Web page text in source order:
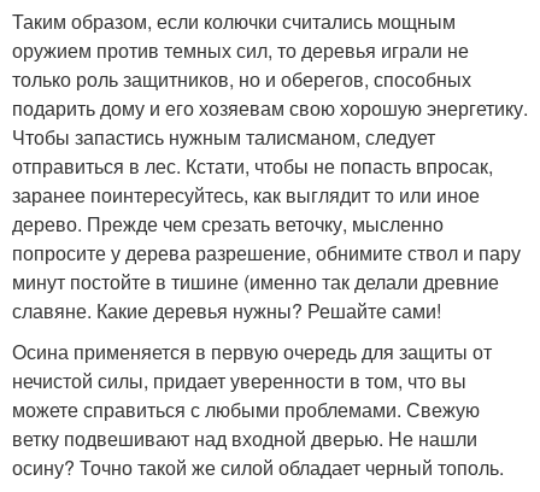
Таким образом, если колючки считались мощным
оружием против темных сил, то деревья играли не
только роль защитников, но и оберегов, способных
подарить дому и его хозяевам свою хорошую энергетику.
Чтобы запастись нужным талисманом, следует
отправиться в лес. Кстати, чтобы не попасть впросак,
заранее поинтересуйтесь, как выглядит то или иное
дерево. Прежде чем срезать веточку, мысленно
попросите у дерева разрешение, обнимите ствол и пару
минут постойте в тишине (именно так делали древние
славяне. Какие деревья нужны? Решайте сами!
Осина применяется в первую очередь для защиты от
нечистой силы, придает уверенности в том, что вы
можете справиться с любыми проблемами. Свежую
ветку подвешивают над входной дверью. Не нашли
осину? Точно такой же силой обладает черный тополь.